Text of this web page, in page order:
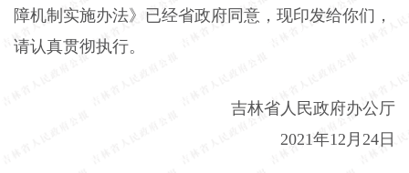
障机制实施办法》已经省政府同意，现印发给你们，
请认真贯彻执行。
吉林省人民政府办公厅
2021年12月24日